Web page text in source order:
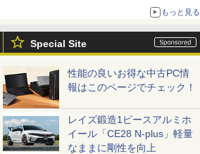
もっと見る
Special Site
性能の良いお得な中古PC情
報はこのページでチェック！
レイズ鍛造1ピースアルミホ
イール「CE28 N-plus」軽量
なままに剛性を向上